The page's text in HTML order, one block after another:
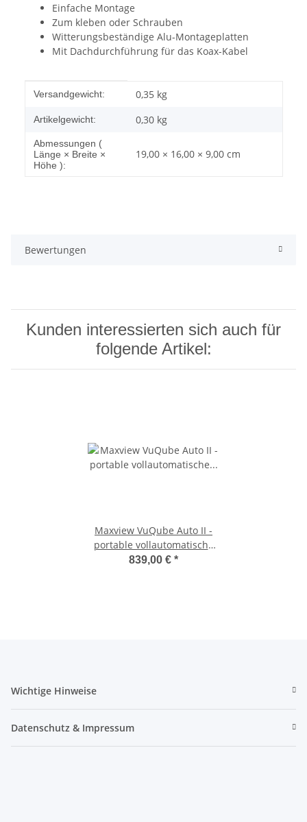
Einfache Montage
Zum kleben oder Schrauben
Witterungsbeständige Alu-Montageplatten
Mit Dachdurchführung für das Koax-Kabel
Produkteigenschaft
Wert
Versandgewicht: 0,35 kg
Artikelgewicht: 0,30 kg
Abmessungen (
Länge × Breite ×
Höhe ):
19,00 × 16,00 × 9,00 cm
Bewertungen
Kunden interessierten sich auch für
folgende Artikel:
Maxview VuQube Auto II -
portable vollautomatische
Sat-Antenne
839,00 € *
Wichtige Hinweise
Datenschutz & Impressum